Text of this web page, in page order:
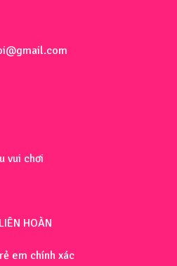
vui chơi
HOÀN
em chính xác